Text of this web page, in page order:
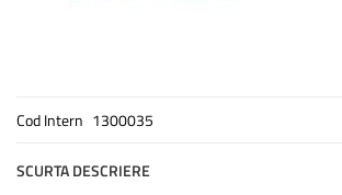
Cod Intern 1300035
SCURTA DESCRIERE